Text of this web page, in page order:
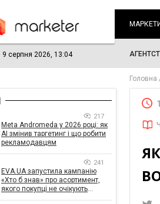
9 серпня 2026, 13:04
Головна
217
Meta Andromeda у 2026 році: як
AI змінив таргетинг і що робити
рекламодавцям
241
EVA.UA запустила кампанію
«Хто б знав» про асортимент,
якого покупці не очікують